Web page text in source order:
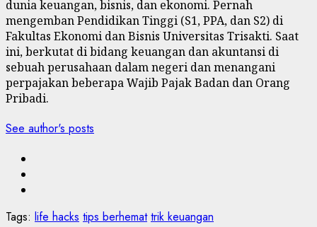
dunia keuangan, bisnis, dan ekonomi. Pernah
mengemban Pendidikan Tinggi (S1, PPA, dan S2) di
Fakultas Ekonomi dan Bisnis Universitas Trisakti. Saat
ini, berkutat di bidang keuangan dan akuntansi di
sebuah perusahaan dalam negeri dan menangani
perpajakan beberapa Wajib Pajak Badan dan Orang
Pribadi.
See author's posts
Tags: life hacks tips berhemat trik keuangan